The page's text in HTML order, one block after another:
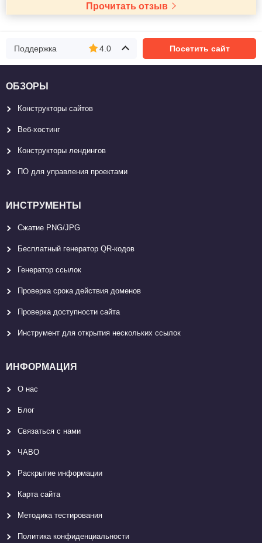
Прочитать отзыв
Поддержка 4.0 Посетить сайт
ОБЗОРЫ
Конструкторы сайтов
Веб-хостинг
Конструкторы лендингов
ПО для управления проектами
ИНСТРУМЕНТЫ
Сжатие PNG/JPG
Бесплатный генератор QR-кодов
Генератор ссылок
Проверка срока действия доменов
Проверка доступности сайта
Инструмент для открытия нескольких ссылок
ИНФОРМАЦИЯ
О нас
Блог
Связаться с нами
ЧАВО
Раскрытие информации
Карта сайтa
Методика тестирования
Политика конфиденциальности